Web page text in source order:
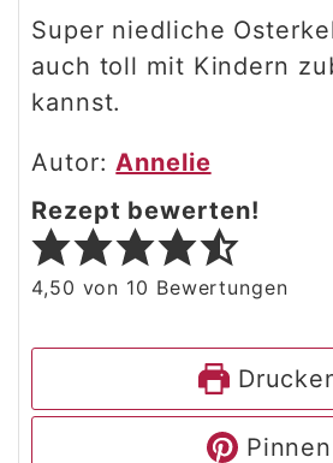
Super niedliche
auch toll mit Kindern
kannst.
Autor: Annelie
Rezept bewerten!
4,50 von 10 Bewertungen
Pinnen